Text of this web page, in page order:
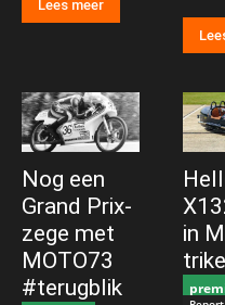
Lees meer
Nog een
Grand Prix-
zege met
MOTO73
#terugblik
in